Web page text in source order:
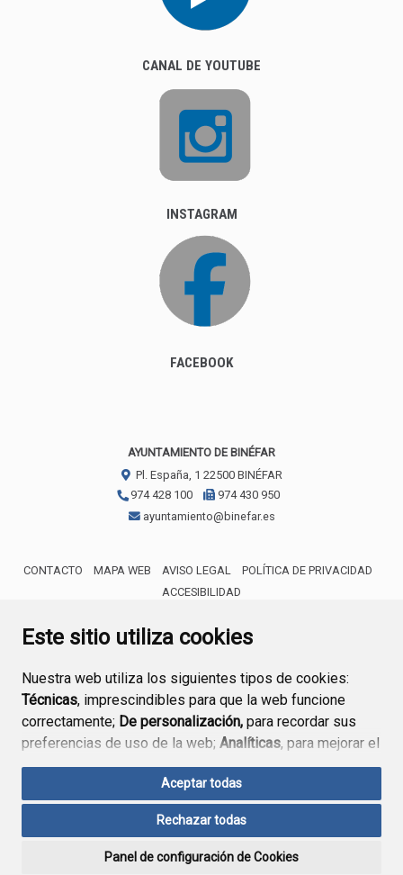
Este sitio utiliza cookies
Nuestra web utiliza los siguientes tipos de cookies:
Técnicas, imprescindibles para que la web funcione
correctamente; De personalización, para recordar sus
preferencias de uso de la web; Analíticas, para mejorar el
funcionamiento de la web y sus servicios.
Si acepta pulsando el botón“Aceptar todas”
consideramos que acepta su uso. Si pulsa el botón
ninguna acción, se guardarán las cookies técnicas
Aceptar todas
Rechazar todas
Panel de configuración de Cookies
CANAL DE YOUTUBE
INSTAGRAM
FACEBOOK
AYUNTAMIENTO DE BINÉFAR
Pl. España, 1 22500 BINÉFAR
974 428 100
974 430 950
ayuntamiento@binefar.es
CONTACTO MAPA WEB AVISO LEGAL
POLÍTICA DE PRIVACIDAD
ACCESIBILIDAD